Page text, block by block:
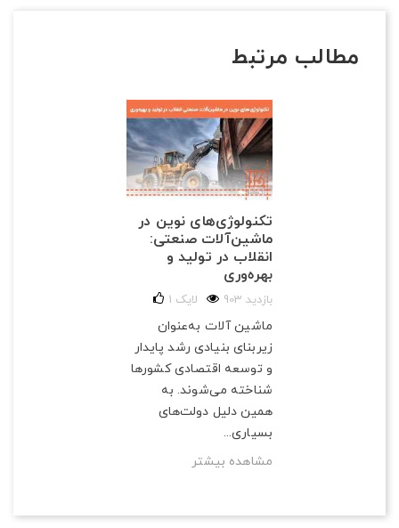
مطالب مرتبط
تکنولوژی‌های نوین در
ماشین‌آلات صنعتی:
انقلاب در تولید و
بهره‌وری
903 بازدید 1 لایک
ماشین آلات به‌عنوان
زیربنای بنیادی رشد پایدار
و توسعه اقتصادی کشورها
شناخته می‌شوند. به
همین دلیل دولت‌های
بسیاری...
مشاهده بیشتر